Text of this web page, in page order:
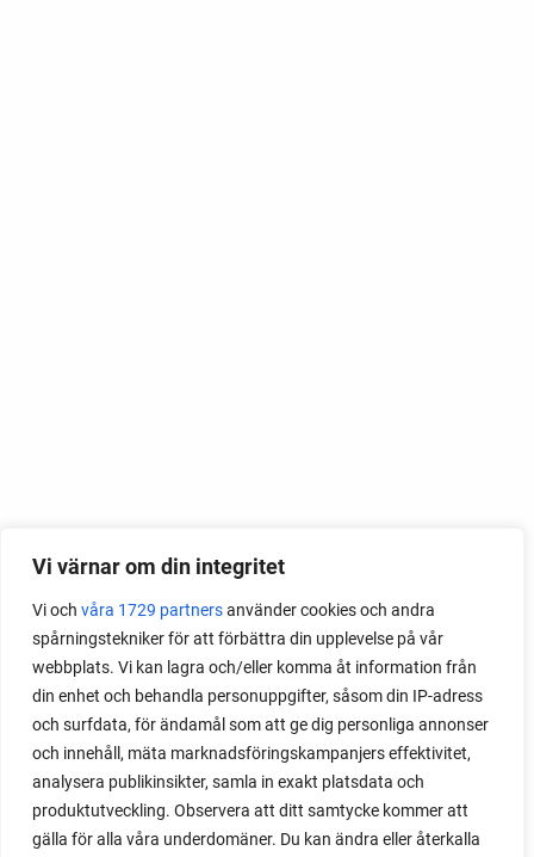
Vi värnar om din integritet
Vi och våra 1729 partnersanvänder cookies och andra
spårningstekniker för att förbättra din upplevelse på vår
webbplats. Vi kan lagra och/eller komma åt information från
din enhet och behandla personuppgifter, såsom din IP-adress
och surfdata, för ändamål som att ge dig personliga annonser
och innehåll, mäta marknadsföringskampanjers effektivitet,
analysera publikinsikter, samla in exakt platsdata och
produktutveckling. Observera att ditt samtycke kommer att
gälla för alla våra underdomäner. Du kan ändra eller återkalla